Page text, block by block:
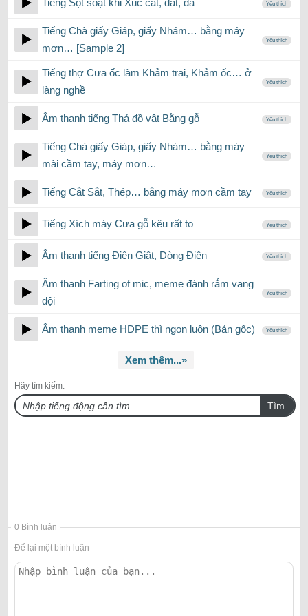
Tiếng Sột soạt khi Xúc cát, đất, đá Yêu thích
Tiếng Chà giấy Giáp, giấy Nhám… bằng máy
mơn… [Sample 2]
Yêu thích
Tiếng thợ Cưa ốc làm Khảm trai, Khảm ốc… ở
làng nghề
Yêu thích
Âm thanh tiếng Thả đồ vật Bằng gỗ Yêu thích
Tiếng Chà giấy Giáp, giấy Nhám… bằng máy
mài cầm tay, máy mơn…
Yêu thích
Tiếng Cắt Sắt, Thép… bằng máy mơn cầm tay Yêu thích
Tiếng Xích máy Cưa gỗ kêu rất to Yêu thích
Âm thanh tiếng Điện Giật, Dòng Điện Yêu thích
Âm thanh Farting of mic, meme đánh rắm vang
dội
Yêu thích
Âm thanh meme HDPE thì ngon luôn (Bản gốc) Yêu thích
Xem thêm...»
Hãy tìm kiếm:
Tìm
0 Bình luận
Để lại một bình luận